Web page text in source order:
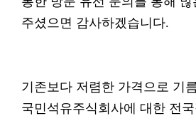
주셨으면 감사하겠습니다.
기존보다 저렴한 가격으로 기
국민석유주식회사에 대한 전